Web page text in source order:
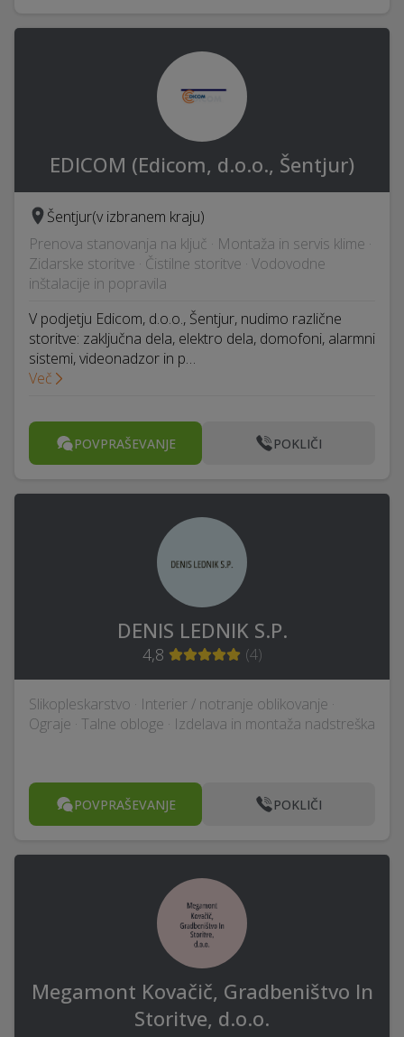
EDICOM (Edicom, d.o.o., Šentjur)
Šentjur(v izbranem kraju)
Prenova stanovanja na ključ · Montaža in servis klime ·
Zidarske storitve · Čistilne storitve · Vodovodne
inštalacije in popravila
V podjetju Edicom, d.o.o., Šentjur, nudimo različne
storitve: zaključna dela, elektro dela, domofoni, alarmni
sistemi, videonadzor in p…
Več
POVPRAŠEVANJE POKLIČI
DENIS LEDNIK S.P.
4,8 (4)
Slikopleskarstvo · Interier / notranje oblikovanje ·
Ograje · Talne obloge · Izdelava in montaža nadstreška
POVPRAŠEVANJE POKLIČI
Megamont Kovačič, Gradbeništvo In
Storitve, d.o.o.